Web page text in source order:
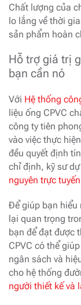
Chất lượng của
lo lắng về thời
sản phẩm hoàn
Hỗ trợ giá trị
bạn cần nó
Với Hệ thống
liệu ống CPVC
công ty tiên
vào việc thực
đều quyết định
chỉ định, kỹ sư
nguyên trực
Để giúp bạn hiểu
lại quan trọng
bạn để đạt được
CPVC có thể
ngân sách và
cho hệ thống
người thiết kế và